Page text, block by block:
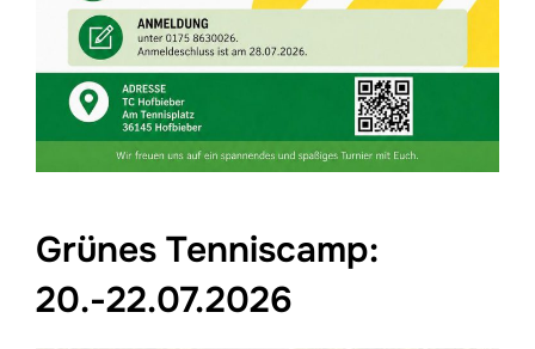
Grünes Tenniscamp:
20.-22.07.2026